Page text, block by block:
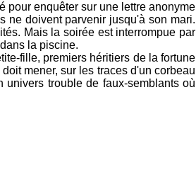
pour enquêter sur une lettre anonyme
ne doivent parvenir jusqu'à son mari.
Mais la soirée est interrompue par
la piscine.
fille, premiers héritiers de la fortune
mener, sur les traces d'un corbeau
trouble de faux-semblants où